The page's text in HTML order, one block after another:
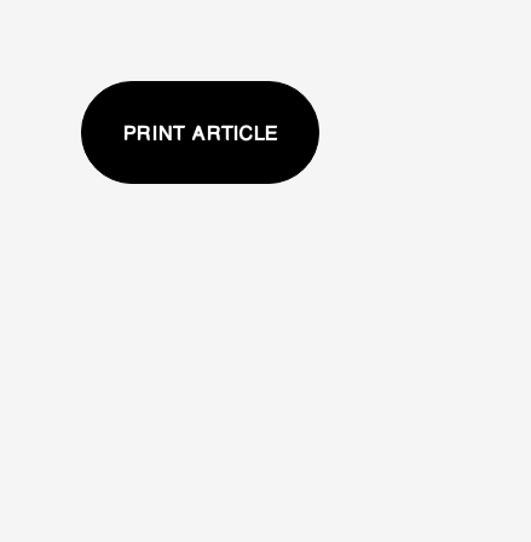
PRINT ARTICLE